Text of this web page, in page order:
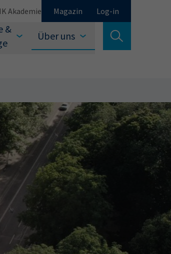
&
Über uns
Akademie Magazin Log-in
Suche verlassen